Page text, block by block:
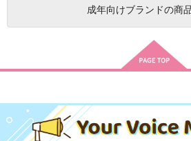
成年向けブランドの商